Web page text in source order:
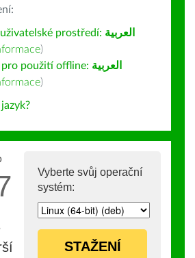
prostředí: العربية
)
pro použití offline: العربية
)
Vyberte svůj operační
systém:
STAŽENÍ